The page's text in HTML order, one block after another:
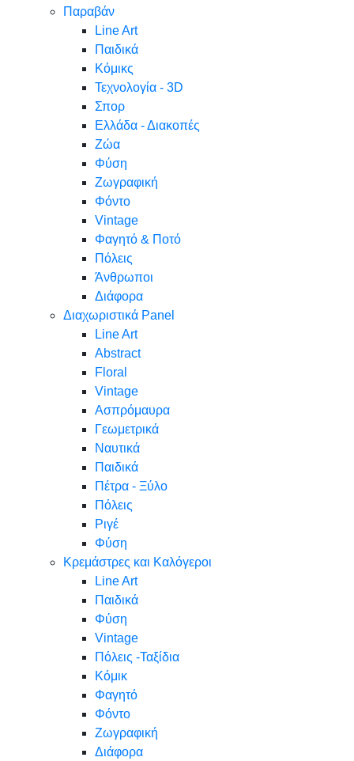
Παραβάν
Line Art
Παιδικά
Κόμικς
Τεχνολογία - 3D
Σπορ
Ελλάδα - Διακοπές
Ζώα
Φύση
Ζωγραφική
Φόντο
Vintage
Φαγητό & Ποτό
Πόλεις
Άνθρωποι
Διάφορα
Διαχωριστικά Panel
Line Art
Abstract
Floral
Vintage
Ασπρόμαυρα
Γεωμετρικά
Ναυτικά
Παιδικά
Πέτρα - Ξύλο
Πόλεις
Ριγέ
Φύση
Κρεμάστρες και Καλόγεροι
Line Art
Παιδικά
Φύση
Vintage
Πόλεις -Ταξίδια
Κόμικ
Φαγητό
Φόντο
Ζωγραφική
Διάφορα